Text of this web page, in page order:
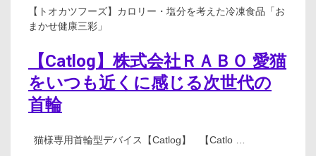
【トオカツフーズ】カロリー・塩分を考えた冷凍食品「お
まかせ健康三彩」
【Catlog】株式会社ＲＡＢＯ 愛猫
をいつも近くに感じる次世代の
首輪
猫様専用首輪型デバイス【Catlog】 【Catlo …